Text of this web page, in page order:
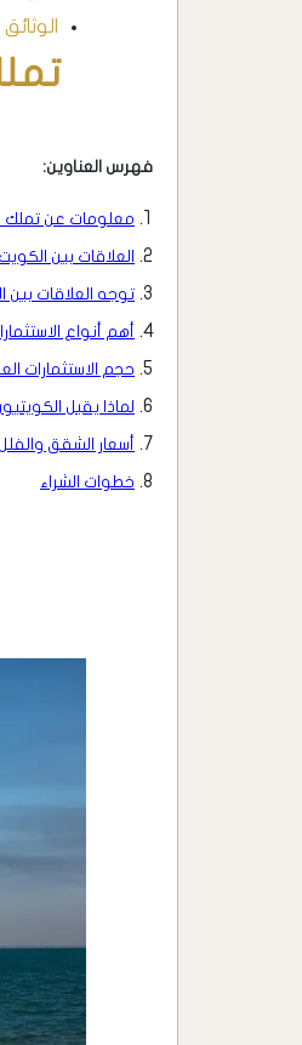
فهرس العناوين:
معلومات عن تملك
العلاقات بين
توجه العلاقات بين
أهم أنواع
حجم الاستثمارات
لماذا يقبل
أسعار الشقق
خطوات الشراء